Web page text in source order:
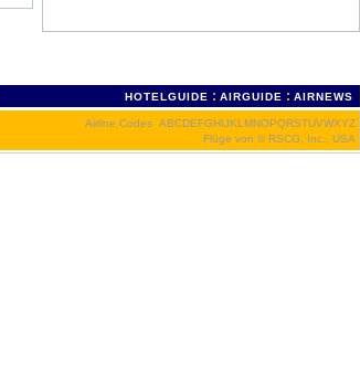
HOTELGUIDE : AIRGUIDE : AIRNEWS
Airline Codes ABCDEFGHIJKL MNOPQRSTUVWXYZ
Flüge von © RSCG, Inc., USA